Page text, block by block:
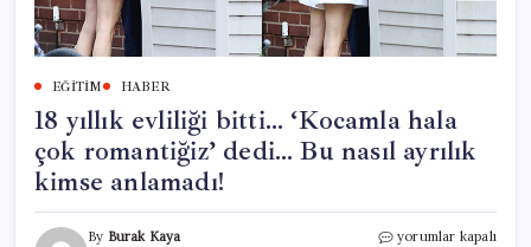
EĞITIM HABER
18 yıllık evliliği bitti… ‘Kocamla hala
çok romantiğiz’ dedi… Bu nasıl ayrılık
kimse anlamadı!
By Burak Kaya
18
yorumlar kapalı